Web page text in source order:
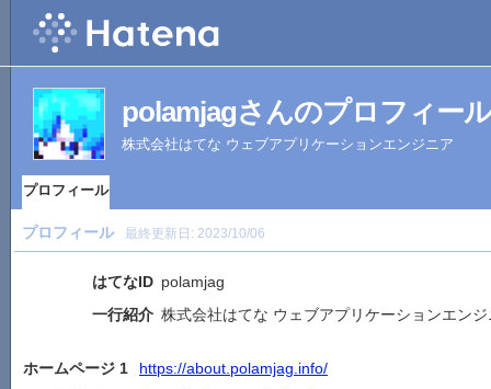
polamjagさんのプロフィール
株式会社はてな ウェブアプリケーションエンジニア
プロフィール
プロフィール 最終更新日: 2023/10/06
はてなID polamjag
一行紹介 株式会社はてな ウェブアプリケーションエンジ
ホームページ 1
https://about.polamjag.info/